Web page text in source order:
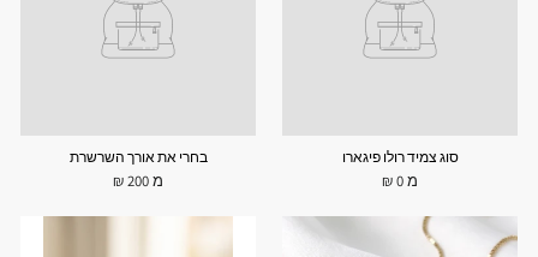
סוג צמיד רולו פיגארו
מ 0 ₪
בחרי את אורך השרשרת
מ 200 ₪